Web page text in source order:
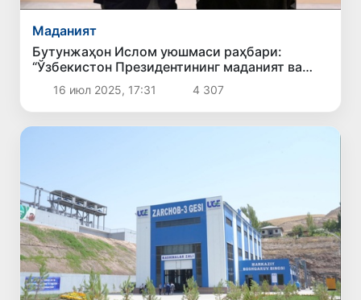
Маданият
Бутунжаҳон Ислом уюшмаси раҳбари:
“Ўзбекистон Президентининг маданият ва
маърифатга қаратган эътибори барча
мусулмон мамлакатлари учун намуна”
16 июл 2025, 17:31 4 307